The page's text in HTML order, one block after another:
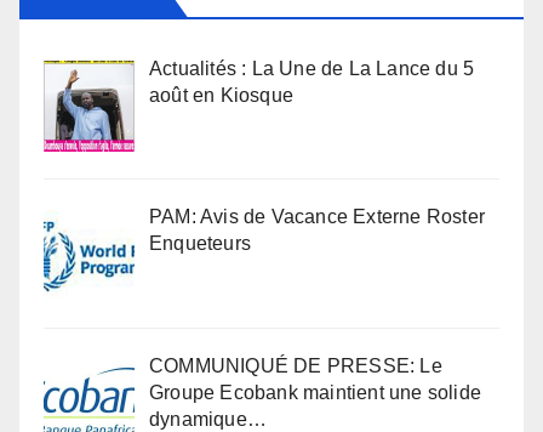
Actualités : La Une de La Lance du 5
août en Kiosque
PAM: Avis de Vacance Externe Roster
Enqueteurs
COMMUNIQUÉ DE PRESSE: Le
Groupe Ecobank maintient une solide
dynamique…